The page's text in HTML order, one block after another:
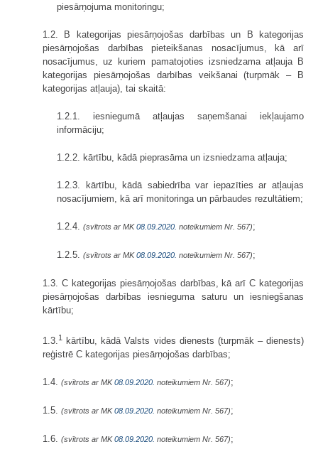
piesārņojuma monitoringu;
1.2. B kategorijas piesārņojošas darbības un B kategorijas
piesārņojošas darbības pieteikšanas nosacījumus, kā arī
nosacījumus, uz kuriem pamatojoties izsniedzama atļauja B
kategorijas piesārņojošas darbības veikšanai (turpmāk – B
kategorijas atļauja), tai skaitā:
1.2.1. iesniegumā atļaujas saņemšanai iekļaujamo
informāciju;
1.2.2. kārtību, kādā pieprasāma un izsniedzama atļauja;
1.2.3. kārtību, kādā sabiedrība var iepazīties ar atļaujas
nosacījumiem, kā arī monitoringa un pārbaudes rezultātiem;
1.2.4. (svītrots ar MK08.09.2020. noteikumiem Nr. 567);
1.2.5. (svītrots ar MK08.09.2020. noteikumiem Nr. 567);
1.3. C kategorijas piesārņojošas darbības, kā arī C kategorijas
piesārņojošas darbības iesnieguma saturu un iesniegšanas
kārtību;
1.3.1
kārtību, kādā Valsts vides dienests (turpmāk – dienests)
reģistrē C kategorijas piesārņojošas darbības;
1.4. (svītrots ar MK08.09.2020. noteikumiem Nr. 567);
1.5. (svītrots ar MK08.09.2020. noteikumiem Nr. 567);
1.6. (svītrots ar MK08.09.2020. noteikumiem Nr. 567);